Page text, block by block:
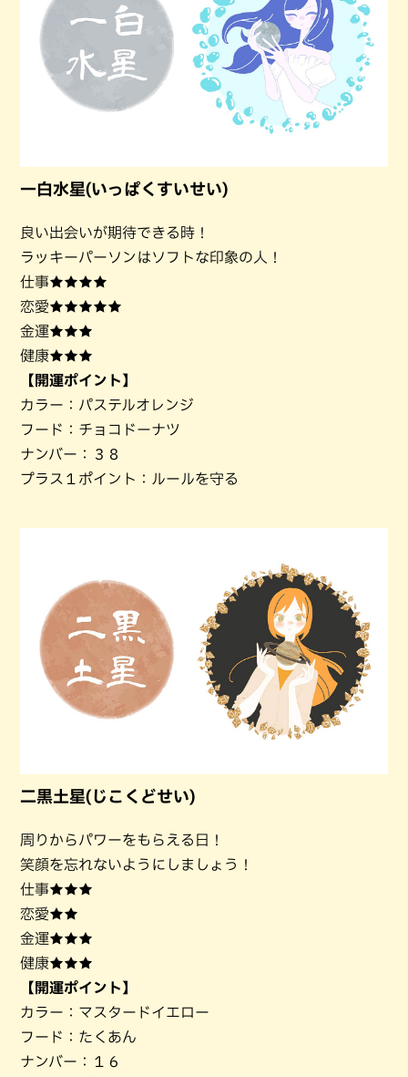
一白水星(いっぱくすいせい)
良い出会いが期待できる時！
ラッキーパーソンはソフトな印象の人！
仕事★★★★
恋愛★★★★★
金運★★★
健康★★★
【開運ポイント】
カラー：パステルオレンジ
フード：チョコドーナツ
ナンバー：３８
プラス１ポイント：ルールを守る
二黒土星(じこくどせい)
周りからパワーをもらえる日！
笑顔を忘れないようにしましょう！
仕事★★★
恋愛★★
金運★★★
健康★★★
【開運ポイント】
カラー：マスタードイエロー
フード：たくあん
ナンバー：１６